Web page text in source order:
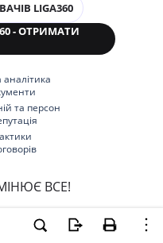
LIGA360
- ОТРИМАТИ
та персон
ВСЕ!